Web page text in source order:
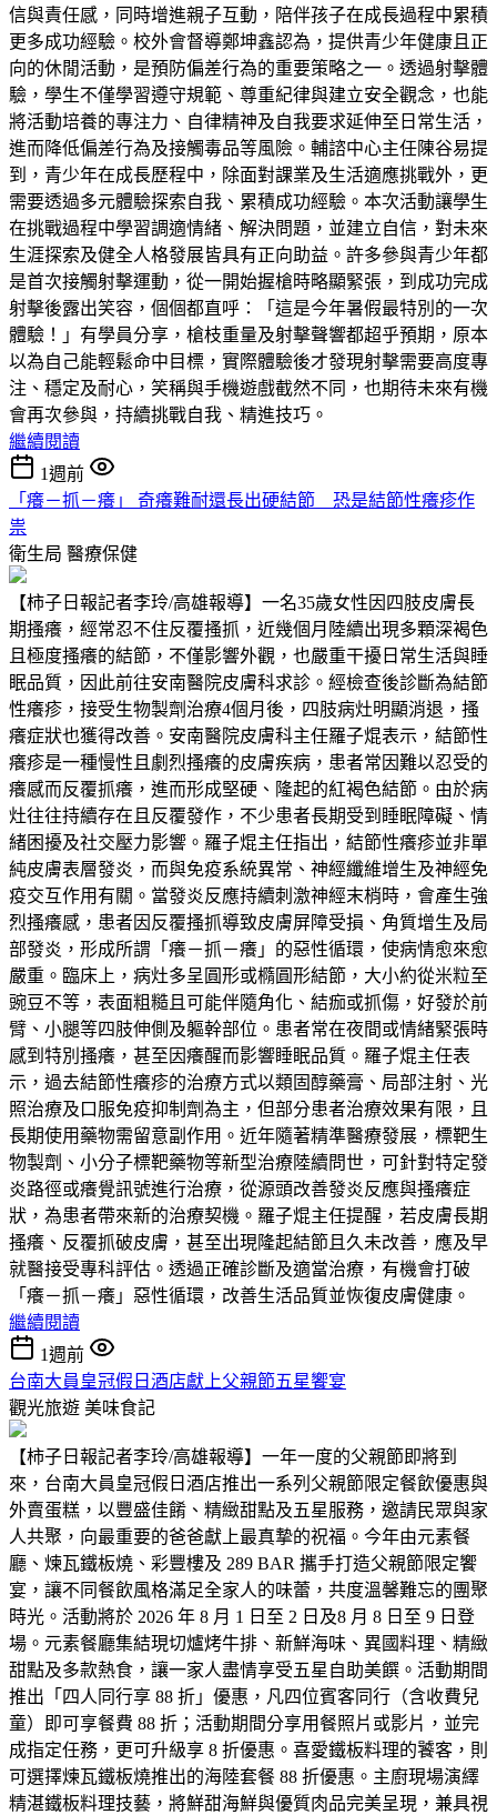
信與責任感，同時增進親子互動，陪伴孩子在成長過程中累積
更多成功經驗。校外會督導鄭坤鑫認為，提供青少年健康且正
向的休閒活動，是預防偏差行為的重要策略之一。透過射擊體
驗，學生不僅學習遵守規範、尊重紀律與建立安全觀念，也能
將活動培養的專注力、自律精神及自我要求延伸至日常生活，
進而降低偏差行為及接觸毒品等風險。輔諮中心主任陳谷易提
到，青少年在成長歷程中，除面對課業及生活適應挑戰外，更
需要透過多元體驗探索自我、累積成功經驗。本次活動讓學生
在挑戰過程中學習調適情緒、解決問題，並建立自信，對未來
生涯探索及健全人格發展皆具有正向助益。許多參與青少年都
是首次接觸射擊運動，從一開始握槍時略顯緊張，到成功完成
射擊後露出笑容，個個都直呼：「這是今年暑假最特別的一次
體驗！」有學員分享，槍枝重量及射擊聲響都超乎預期，原本
以為自己能輕鬆命中目標，實際體驗後才發現射擊需要高度專
注、穩定及耐心，笑稱與手機遊戲截然不同，也期待未來有機
會再次參與，持續挑戰自我、精進技巧。
繼續閱讀
1週前
「癢－抓－癢」 奇癢難耐還長出硬結節 恐是結節性癢疹作
祟
衛生局 醫療保健
【柿子日報記者李玲/高雄報導】一名35歲女性因四肢皮膚長
期搔癢，經常忍不住反覆搔抓，近幾個月陸續出現多顆深褐色
且極度搔癢的結節，不僅影響外觀，也嚴重干擾日常生活與睡
眠品質，因此前往安南醫院皮膚科求診。經檢查後診斷為結節
性癢疹，接受生物製劑治療4個月後，四肢病灶明顯消退，搔
癢症狀也獲得改善。安南醫院皮膚科主任羅子焜表示，結節性
癢疹是一種慢性且劇烈搔癢的皮膚疾病，患者常因難以忍受的
癢感而反覆抓癢，進而形成堅硬、隆起的紅褐色結節。由於病
灶往往持續存在且反覆發作，不少患者長期受到睡眠障礙、情
緒困擾及社交壓力影響。羅子焜主任指出，結節性癢疹並非單
純皮膚表層發炎，而與免疫系統異常、神經纖維增生及神經免
疫交互作用有關。當發炎反應持續刺激神經末梢時，會產生強
烈搔癢感，患者因反覆搔抓導致皮膚屏障受損、角質增生及局
部發炎，形成所謂「癢－抓－癢」的惡性循環，使病情愈來愈
嚴重。臨床上，病灶多呈圓形或橢圓形結節，大小約從米粒至
豌豆不等，表面粗糙且可能伴隨角化、結痂或抓傷，好發於前
臂、小腿等四肢伸側及軀幹部位。患者常在夜間或情緒緊張時
感到特別搔癢，甚至因癢醒而影響睡眠品質。羅子焜主任表
示，過去結節性癢疹的治療方式以類固醇藥膏、局部注射、光
照治療及口服免疫抑制劑為主，但部分患者治療效果有限，且
長期使用藥物需留意副作用。近年隨著精準醫療發展，標靶生
物製劑、小分子標靶藥物等新型治療陸續問世，可針對特定發
炎路徑或癢覺訊號進行治療，從源頭改善發炎反應與搔癢症
狀，為患者帶來新的治療契機。羅子焜主任提醒，若皮膚長期
搔癢、反覆抓破皮膚，甚至出現隆起結節且久未改善，應及早
就醫接受專科評估。透過正確診斷及適當治療，有機會打破
「癢－抓－癢」惡性循環，改善生活品質並恢復皮膚健康。
繼續閱讀
1週前
台南大員皇冠假日酒店獻上父親節五星饗宴
觀光旅遊 美味食記
【柿子日報記者李玲/高雄報導】一年一度的父親節即將到
來，台南大員皇冠假日酒店推出一系列父親節限定餐飲優惠與
外賣蛋糕，以豐盛佳餚、精緻甜點及五星服務，邀請民眾與家
人共聚，向最重要的爸爸獻上最真摯的祝福。今年由元素餐
廳、煉瓦鐵板燒、彩豐樓及 289 BAR 攜手打造父親節限定饗
宴，讓不同餐飲風格滿足全家人的味蕾，共度溫馨難忘的團聚
時光。活動將於 2026 年 8 月 1 日至 2 日及8 月 8 日至 9 日登
場。元素餐廳集結現切爐烤牛排、新鮮海味、異國料理、精緻
甜點及多款熱食，讓一家人盡情享受五星自助美饌。活動期間
推出「四人同行享 88 折」優惠，凡四位賓客同行（含收費兒
童）即可享餐費 88 折；活動期間分享用餐照片或影片，並完
成指定任務，更可升級享 8 折優惠。喜愛鐵板料理的饕客，則
可選擇煉瓦鐵板燒推出的海陸套餐 88 折優惠。主廚現場演繹
精湛鐵板料理技藝，將鮮甜海鮮與優質肉品完美呈現，兼具視